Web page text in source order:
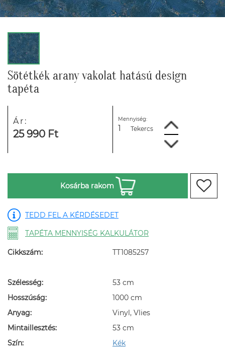
Sötétkék arany vakolat hatású design
tapéta
Ár:
25 990 Ft
Mennyiség:
Tekercs
Kosárba rakom
TEDD FEL A KÉRDÉSEDET
TAPÉTA MENNYISÉG KALKULÁTOR
Cikkszám: TT1085257
Szélesség:
53 cm
Hosszúság:
1000 cm
Anyag:
Vinyl, Vlies
Mintaillesztés:
53 cm
Szín:
Kék